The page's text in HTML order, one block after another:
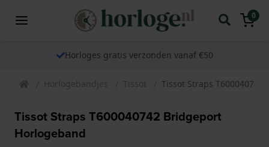
0
Horloges gratis verzonden vanaf €50
Horlogebandjes Tissot Tissot Straps
Tissot Straps T600040742 Bridgeport
Horlogeband